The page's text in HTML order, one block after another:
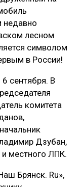
лесном
символом
в России!
сентября. В
комитета
Дзубан,
и местного ЛПК.
Брянск. Ru»,